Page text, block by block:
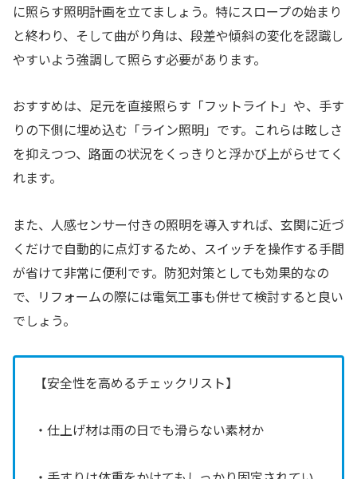
に照らす照明計画を立てましょう。特にスロープの始まり
と終わり、そして曲がり角は、段差や傾斜の変化を認識し
やすいよう強調して照らす必要があります。
おすすめは、足元を直接照らす「フットライト」や、手す
りの下側に埋め込む「ライン照明」です。これらは眩しさ
を抑えつつ、路面の状況をくっきりと浮かび上がらせてく
れます。
また、人感センサー付きの照明を導入すれば、玄関に近づ
くだけで自動的に点灯するため、スイッチを操作する手間
が省けて非常に便利です。防犯対策としても効果的なの
で、リフォームの際には電気工事も併せて検討すると良い
でしょう。
【安全性を高めるチェックリスト】
・仕上げ材は雨の日でも滑らない素材か